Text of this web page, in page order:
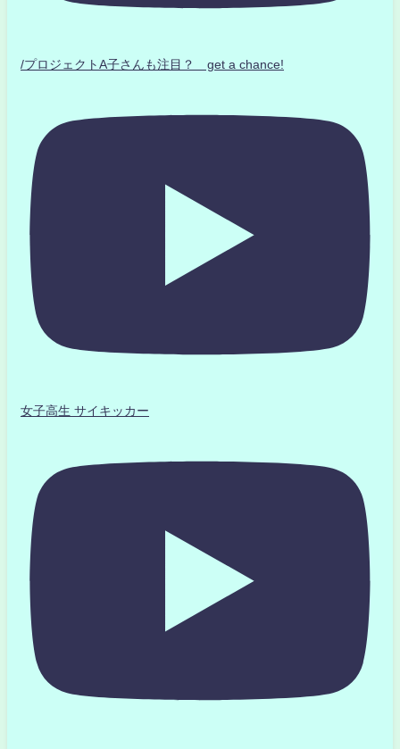
/プロジェクトA子さんも注目？ get a chance!
女子高生 サイキッカー